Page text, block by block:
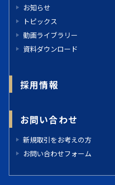
お知らせ
トピックス
動画ライブラリー
資料ダウンロード
採用情報
お問い合わせ
新規取引をお考えの方
お問い合わせフォーム